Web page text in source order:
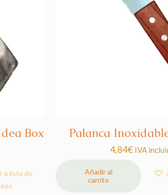
Box
a lista de
Palanca
4,84€ IVA
Añadir al
carrito